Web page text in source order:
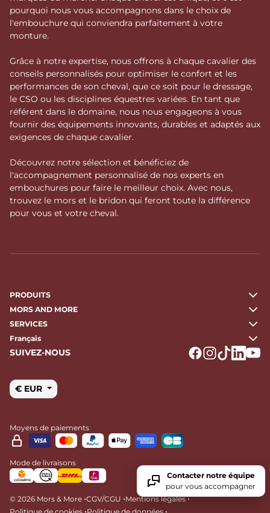
pourquoi nous vous accompagnons dans le choix de
l'embouchure qui conviendra parfaitement à votre
monture.
Grâce à notre expertise, nous offrons à chaque cavalier des
conseils personnalisés pour optimiser le confort et les
performances de son cheval, que ce soit pour le dressage,
le CSO ou les disciplines équestres variées. En tant que
référent dans le domaine, nous nous engageons à vous
fournir des équipements innovants, durables et adaptés aux
exigences de chaque cavalier.
Découvrez notre sélection et bénéficiez de
l'accompagnement personnalisé de nos experts en
embouchures pour faire le meilleur choix. Avec nous,
trouvez le mors et le bridon qui feront toute la différence
pour vous et votre cheval.
PRODUITS
MORS AND MORE
SERVICES
Français
SUIVEZ-NOUS
€ EUR
Moyens de paiements
Mode de livraisons
© 2026 Mors & More •CGV/CGU •Mentions légales•
Contacter notre équipe
pour vous accompagner